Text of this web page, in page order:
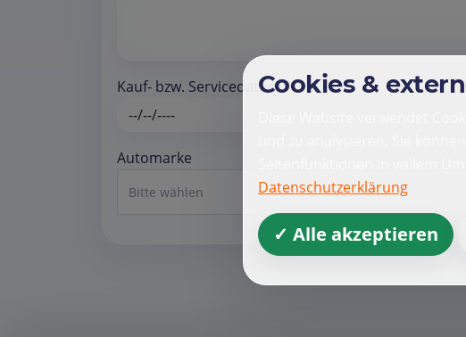
Kauf- bzw. Servicedatum *
Automarke
Bitte wählen
Cookies &
Diese Website verwendet
Datenschutzerklärung
✓ Alle akzeptieren